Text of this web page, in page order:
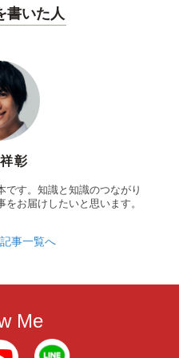
書いた人
彰
です。知識と知識のつながり
お届けしたいと思います。
事一覧へ
Me